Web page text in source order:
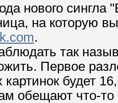
нового сингла
на которую
.
так
Первое
картинок будет
обещают что-то